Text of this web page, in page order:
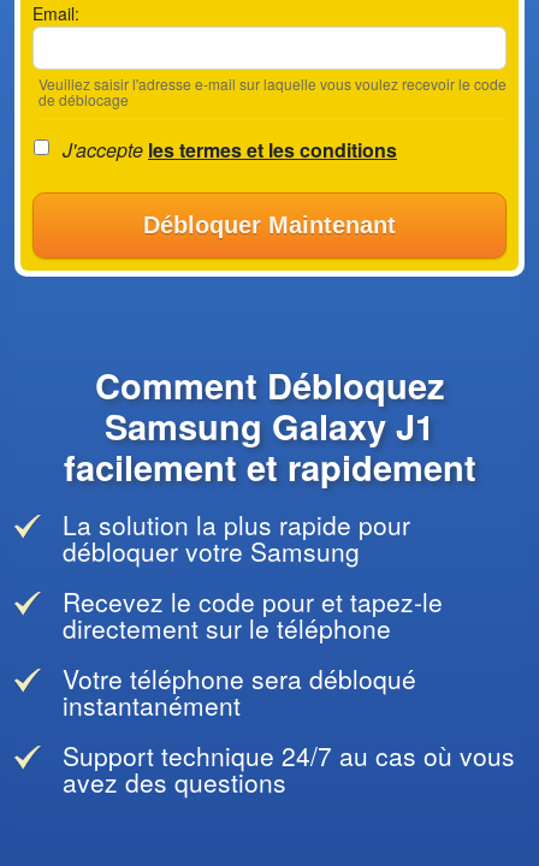
Email:
Veuillez saisir l'adresse e-mail sur laquelle vous voulez recevoir le code
de déblocage
J'accepte les termes et les conditions
Débloquer Maintenant
Comment Débloquez
Samsung Galaxy J1
facilement et rapidement
La solution la plus rapide pour
débloquer votre Samsung
Recevez le code pour et tapez-le
directement sur le téléphone
Votre téléphone sera débloqué
instantanément
Support technique 24/7 au cas où vous
avez des questions